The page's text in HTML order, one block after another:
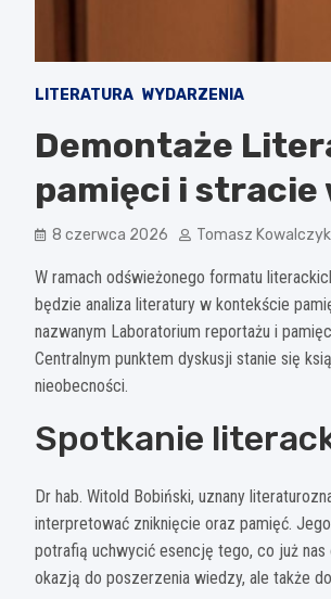
LITERATURA WYDARZENIA
Demontaże
pamięci i
8 czerwca 2026 Tomasz Kowalczyk
W ramach odświeżonego formatu
będzie analiza literatury w kontekście
nazwanym Laboratorium reportażu i
Centralnym punktem dyskusji stanie się
nieobecności.
Spotkanie
Dr hab. Witold Bobiński, uznany
interpretować zniknięcie oraz pamięć.
potrafią uchwycić esencję tego, co już
okazją do poszerzenia wiedzy, ale także